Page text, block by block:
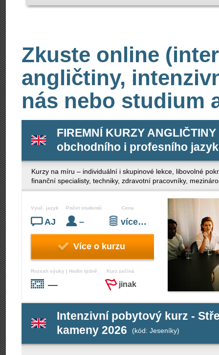
Zkuste online
angličtiny,
nás nebo studium
FIREMNÍ KURZY
obchodního i profesního
Kurzy na míru – individuální i skupinové lekce, libovolné
finanční specialisty, techniky, zdravotní pracovníky,
Vyuč. jazyk
AJ
Počet studentů
–
Cena
více…
Více o kurzu
Rozsah výuky | Hodin týdně
—
Kurz začíná
jinak
Intenzivní pobytový kurz -
kameny 2026
(kód: Jeseníky)